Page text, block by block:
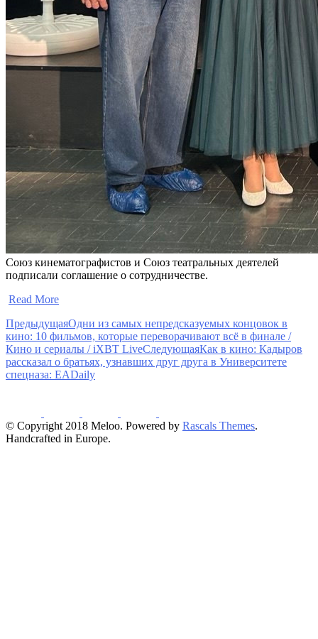
Союз кинематографистов и Союз театральных деятелей
подписали соглашение о сотрудничестве.
Read More
ПредыдущаяОдни из самых непредсказуемых концовок в
кино: 10 фильмов, которые переворачивают всё в финале /
Кино и сериалы / iXBT LiveСледующаяКак в кино: Кадыров
рассказал о братьях, узнавших друг друга в Университете
спецназа: EADaily
© Copyright 2018 Meloo. Powered by Rascals Themes.
Handcrafted in Europe.